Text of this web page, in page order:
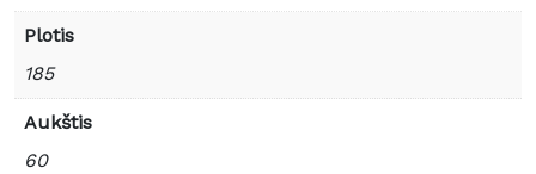
Plotis
185
Aukštis
60